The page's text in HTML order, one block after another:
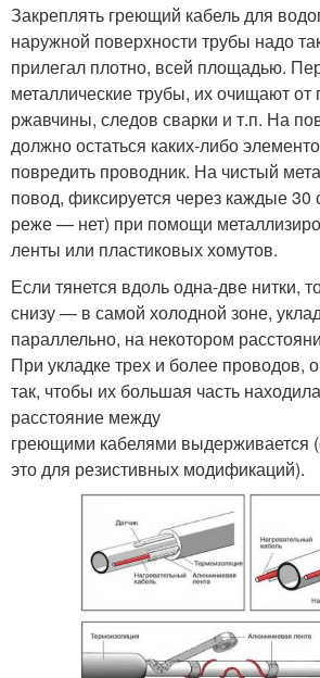
Закреплять греющий кабель для
наружной поверхности трубы надо
прилегал плотно, всей площадью.
металлические трубы, их очищают от
ржавчины, следов сварки и т.п. На
должно остаться каких-либо
повредить проводник. На чистый
повод, фиксируется через каждые
реже — нет) при помощи
ленты или пластиковых хомутов.
Если тянется вдоль одна-две нитки,
снизу — в самой холодной зоне,
параллельно, на некотором
При укладке трех и более проводов,
так, чтобы их большая часть
расстояние между
греющими кабелями выдерживается
это для резистивных модификаций).